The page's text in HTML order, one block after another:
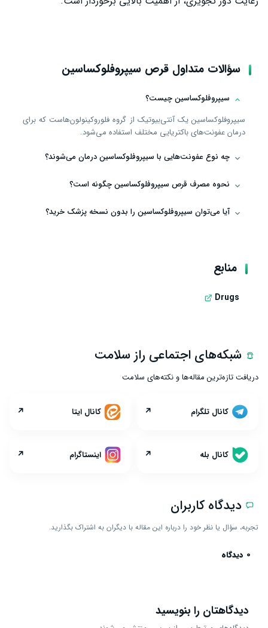
سؤالات متداول قرص سیپروفلوکساسین
سیپروفلوکساسین چیست؟
سیپروفلوکساسین یک آنتی‌بیوتیک از گروه فلوروکینولون‌هاست که برای
درمان عفونت‌های باکتریایی مختلف استفاده می‌شود.
چه نوع عفونت‌هایی با سیپروفلوکساسین درمان می‌شوند؟
نحوه مصرف قرص سیپروفلوکساسین چگونه است؟
آیا می‌توان سیپروفلوکساسین را بدون نسخه پزشک خرید؟
منابع
Drugs
شبکه‌های اجتماعی راز سلامت
دریافت تازه‌ترین مقاله‌ها و نکته‌های سلامت
کانال تلگرام ↗ کانال ایتا ↗
کانال بله ↗ اینستاگرام ↗
دیدگاه کاربران
تجربه، سؤال یا نظر خود را درباره این مقاله با دیگران به اشتراک بگذارید.
0 دیدگاه
دیدگاهتان را بنویسید